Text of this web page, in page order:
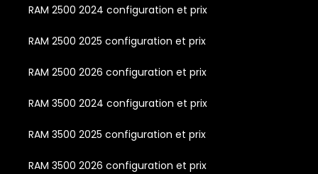
RAM 2500 2024 configuration et prix
RAM 2500 2025 configuration et prix
RAM 2500 2026 configuration et prix
RAM 3500 2024 configuration et prix
RAM 3500 2025 configuration et prix
RAM 3500 2026 configuration et prix